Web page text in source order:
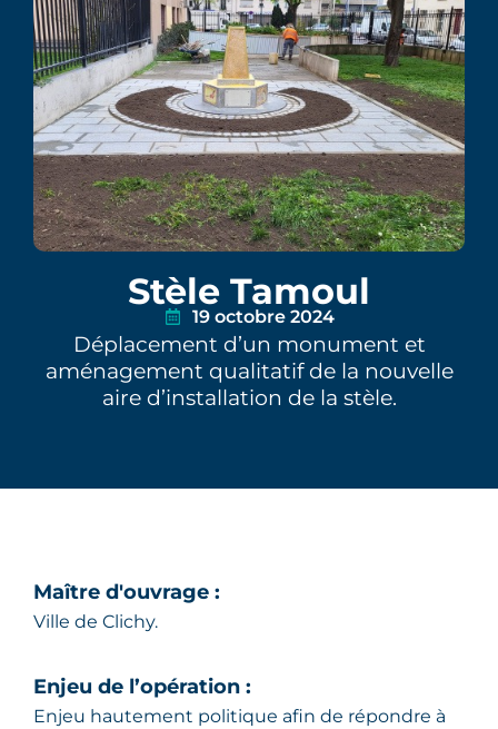
Stèle Tamoul
19 octobre 2024
Déplacement d’un monument et
aménagement qualitatif de la nouvelle
aire d’installation de la stèle.
Maître d'ouvrage :
Ville de Clichy.
Enjeu de l’opération :
Enjeu hautement politique afin de répondre à